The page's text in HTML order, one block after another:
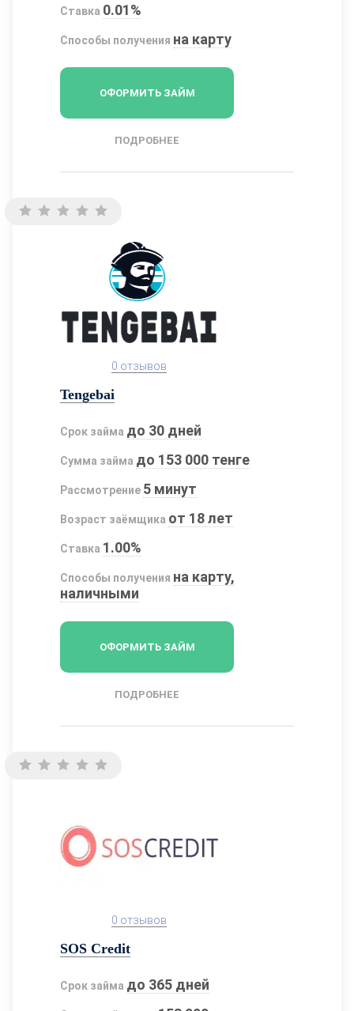
Ставка 0.01%
Способы получения на карту
ОФОРМИТЬ ЗАЙМ
ПОДРОБНЕЕ
0 отзывов
Tengebai
Срок займа до 30 дней
Сумма займа до 153 000 тенге
Рассмотрение 5 минут
Возраст заёмщика от 18 лет
Ставка 1.00%
Способы получения на карту,
наличными
ОФОРМИТЬ ЗАЙМ
ПОДРОБНЕЕ
0 отзывов
SOS Credit
Срок займа до 365 дней